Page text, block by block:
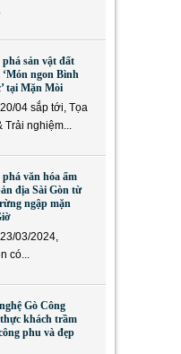
sản vật đất
ngon Bình
tại Mặn Mòi
04 sắp tới, Tọa
Trải nghiệm...
văn hóa ẩm
địa Sài Gòn từ
ngập mặn
03/2024,
có...
Gò Công
khách trầm
phu và đẹp